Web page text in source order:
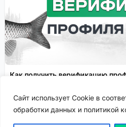
Сайт использует Cookie в
обработки данных и политикой
Как получить верификацию